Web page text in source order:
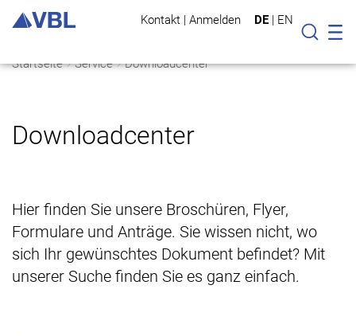
Kontakt | Anmelden DE | EN
Suche
Startseite Service Downloadcenter
Downloadcenter
Hier finden Sie unsere Broschüren, Flyer,
Formulare und Anträge. Sie wissen nicht, wo
sich Ihr gewünschtes Dokument befindet? Mit
unserer Suche finden Sie es ganz einfach.